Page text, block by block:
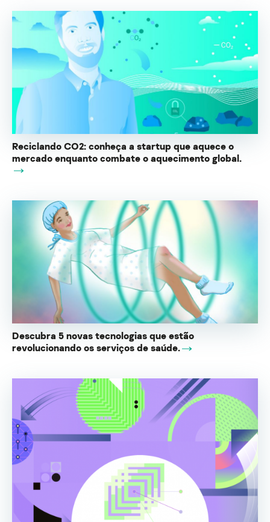
Reciclando CO2: conheça a startup que aquece o
mercado enquanto combate o aquecimento global.
Descubra 5 novas tecnologias que estão
revolucionando os serviços de saúde.